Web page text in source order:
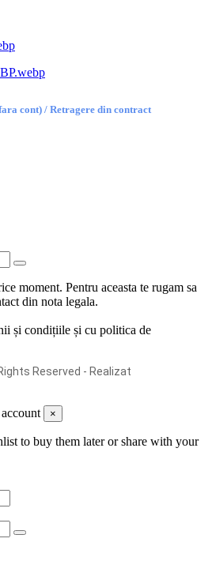
cont) / Retragere din contract
moment. Pentru aceasta te rugam sa
din nota legala.
și condițiile și cu politica de
Reserved - Realizat
×
to buy them later or share with your